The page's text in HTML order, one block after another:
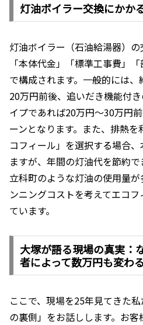
灯油ボイラー交換にかか
灯油ボイラー（石油給湯器）
「本体代金」「標準工事費」
で構成されます。一般的には
20万円前後、追いだき機能付
イプであれば20万円〜30万円
ーンとなります。また、排熱
コフィール」を選択する場合
ますが、年間の灯油代を節約で
立科町のような灯油の使用量
ンニングコストを考えてエコ
ています。
大塚が語る現場の真実：
者によって数万円も変わ
ここで、現場を25年見てきた
の裏側」をお話しします。お